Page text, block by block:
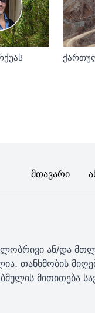
Მთავარი
ან/და
თანხმობის
მითითება